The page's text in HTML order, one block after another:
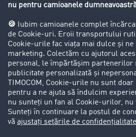
Firma
Success Stories
Clienții aduc clienți
Aspecte legale
Impressum